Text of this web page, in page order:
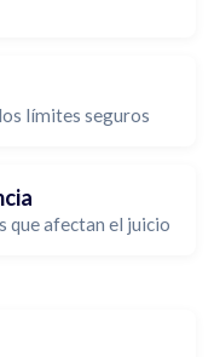
límites seguros
que afectan el juicio